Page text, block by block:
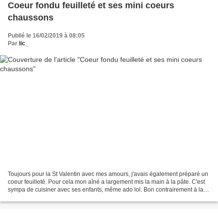
Coeur fondu feuilleté et ses mini coeurs
chaussons
Publié le 16/02/2019 à 08:05
Par lic_
Toujours pour la St Valentin avec mes amours, j'avais également préparé un
coeur feuilleté. Pour cela mon aîné a largement mis la main à la pâte. C'est
sympa de cuisiner avec ses enfants, même ado lol. Bon contrairement à la